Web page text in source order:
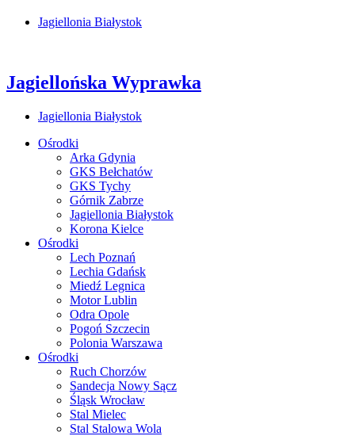
Jagiellonia Białystok
Jagiellońska Wyprawka
Jagiellonia Białystok
Ośrodki
Arka Gdynia
GKS Bełchatów
GKS Tychy
Górnik Zabrze
Jagiellonia Białystok
Korona Kielce
Ośrodki
Lech Poznań
Lechia Gdańsk
Miedź Legnica
Motor Lublin
Odra Opole
Pogoń Szczecin
Polonia Warszawa
Ośrodki
Ruch Chorzów
Sandecja Nowy Sącz
Śląsk Wrocław
Stal Mielec
Stal Stalowa Wola